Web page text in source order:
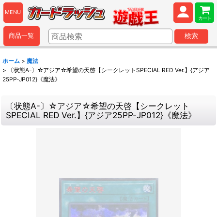
MENU
カート
商品一覧 検索
ホーム > 魔法
>
〔状態A-〕☆アジア☆希望の天啓【シークレットSPECIAL RED Ver.】{アジア
25PP-JP012}《魔法》
〔状態A-〕☆アジア☆希望の天啓【シークレット
SPECIAL RED Ver.】{アジア25PP-JP012}《魔法》